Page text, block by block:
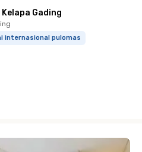
Gading
internasional pulomas